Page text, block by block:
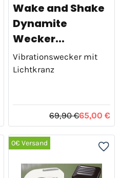
Wake and Shake
Dynamite
Wecker...
Vibrationswecker mit
Lichtkranz
69,90 €65,00 €
0€ Versand